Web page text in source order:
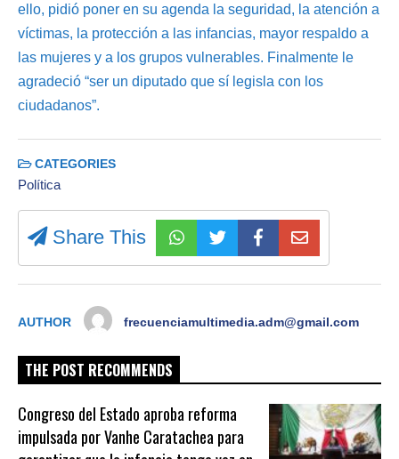
ello, pidió poner en su agenda la seguridad, la atención a
víctimas, la protección a las infancias, mayor respaldo a
las mujeres y a los grupos vulnerables. Finalmente le
agradeció “ser un diputado que sí legisla con los
ciudadanos”.
CATEGORIES
Política
Share This
AUTHOR frecuenciamultimedia.adm@gmail.com
THE POST RECOMMENDS
Congreso del Estado aproba reforma
impulsada por Vanhe Caratachea para